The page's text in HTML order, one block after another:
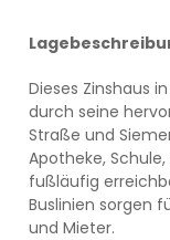
Dieses Zinshaus
durch seine
Straße und
Apotheke,
fußläufig
Buslinien sorgen
und Mieter.